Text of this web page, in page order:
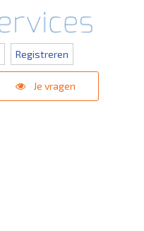
Registreren
Je vragen